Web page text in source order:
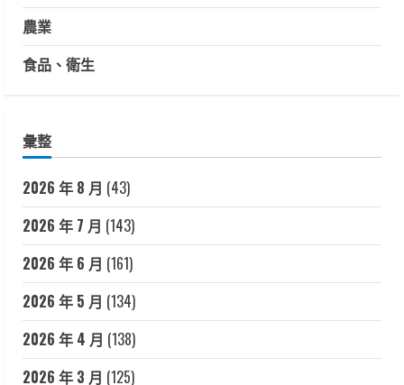
農業
食品、衛生
彙整
2026 年 8 月 (43)
2026 年 7 月 (143)
2026 年 6 月 (161)
2026 年 5 月 (134)
2026 年 4 月 (138)
2026 年 3 月 (125)